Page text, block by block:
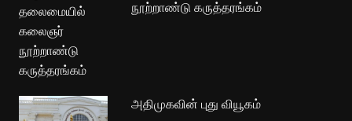
நூற்றாண்டு கருத்தரங்கம்
அதிமுகவின் புது வியூகம்